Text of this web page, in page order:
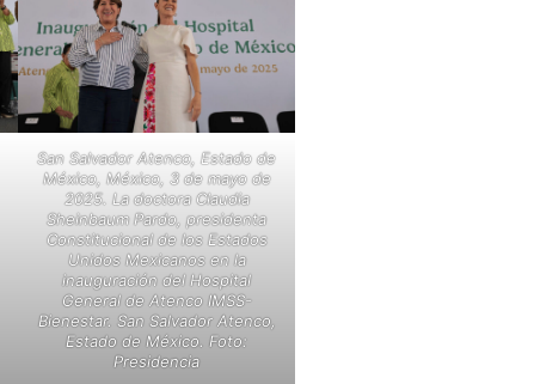
San Salvador Atenco, Estado de
México, México, 3 de mayo de
2025. La doctora Claudia
Sheinbaum Pardo, presidenta
Constitucional de los Estados
Unidos Mexicanos en la
inauguración del Hospital
General de Atenco IMSS-
Bienestar. San Salvador Atenco,
Estado de México. Foto:
Presidencia